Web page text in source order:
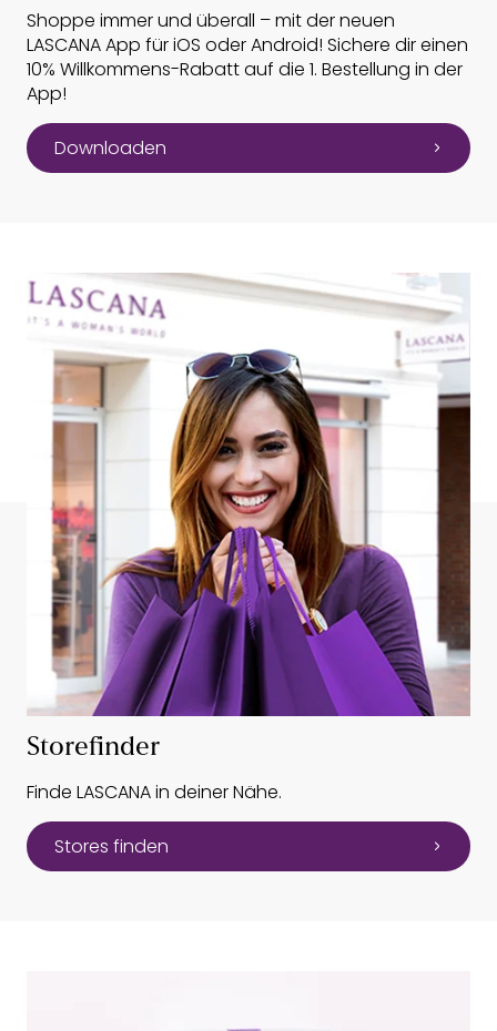
Shoppe immer und überall – mit der neuen
LASCANA App für iOS oder Android! Sichere dir einen
10% Willkommens-Rabatt auf die 1. Bestellung in der
App!
Downloaden
Storefinder
Finde LASCANA in deiner Nähe.
Stores finden